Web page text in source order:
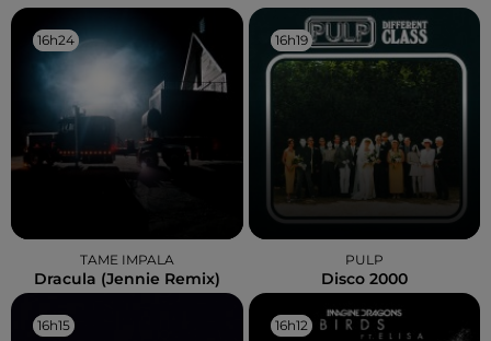
16h24
16h24
TAME IMPALA
Dracula (jennie Remix)
16h19
16h19
PULP
Disco 2000
16h15
16h15 16h12
16h12